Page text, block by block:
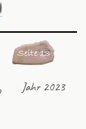
Jahr 2023